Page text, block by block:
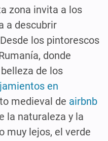
zona invita a los
a descubrir
los pintorescos
donde
de los
en
medieval de airbnb
la naturaleza y la
muy lejos, el verde